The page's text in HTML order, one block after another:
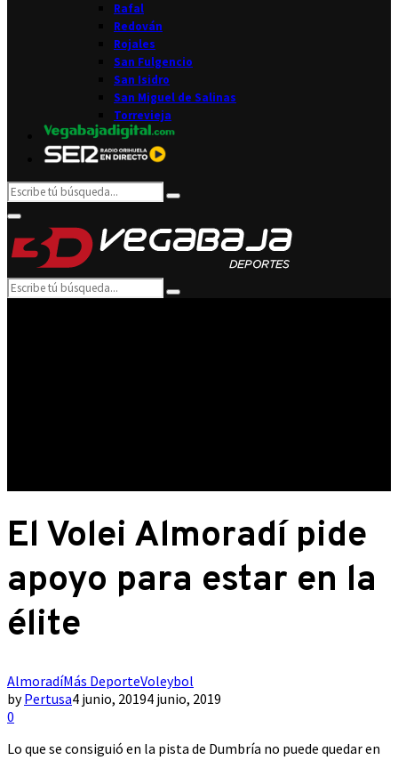
Rafal
Redován
Rojales
San Fulgencio
San Isidro
San Miguel de Salinas
Torrevieja
Search
for:
Search
Primary
Menu
Search
for:
Search
El Volei Almoradí pide
apoyo para estar en la
élite
AlmoradíMás DeporteVoleybol
byPertusa4 junio, 20194 junio, 2019
0
Lo que se consiguió en la pista de Dumbría no puede quedar en